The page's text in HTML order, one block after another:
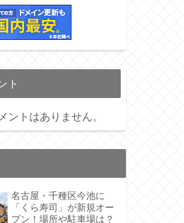
ト
ントはありません。
名古屋・千種区今池に
「くら寿司」が新規オー
プン！場所や駐車場は？